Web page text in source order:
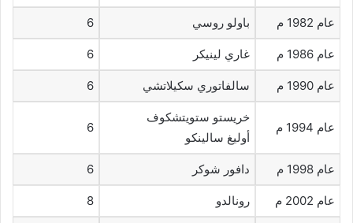
عام 1982 م باولو روسي 6
عام 1986 م غاري لينيكر 6
عام 1990 م سالفاتوري سكيلاتشي 6
عام 1994 م
خريستو ستويتشكوف
أوليغ سالينكو
6
عام 1998 م دافور شوكر 6
عام 2002 م رونالدو 8